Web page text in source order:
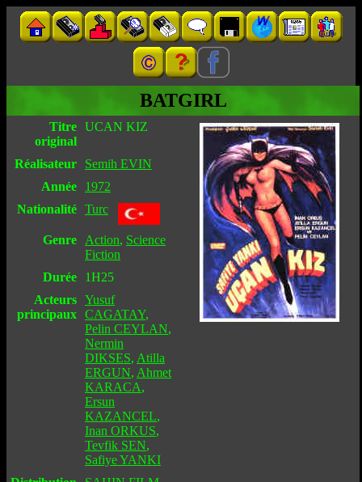
BATGIRL
Titre
original
UCAN KIZ
Réalisateur
Semih EVIN
Année
1972
Nationalité Turc
Genre Action, Science
Fiction
Durée
1H25
Acteurs
principaux
Yusuf
CAGATAY,
Pelin CEYLAN,
Nermin
DIKSES, Atilla
ERGUN, Ahmet
KARACA,
Ersun
KAZANCEL,
Inan ORKUS,
Tevfik SEN,
Safiye YANKI